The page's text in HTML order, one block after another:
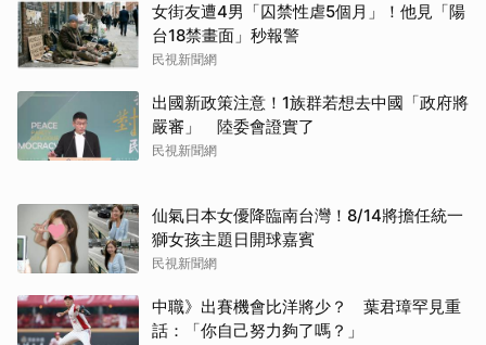
女街友遭4男「囚禁性虐5個月」！他見「陽
台18禁畫面」秒報警
民視新聞網
出國新政策注意！1族群若想去中國「政府將
嚴審」 陸委會證實了
民視新聞網
仙氣日本女優降臨南台灣！8/14將擔任統一
獅女孩主題日開球嘉賓
民視新聞網
中職》出賽機會比洋將少？ 葉君璋罕見重
話：「你自己努力夠了嗎？」